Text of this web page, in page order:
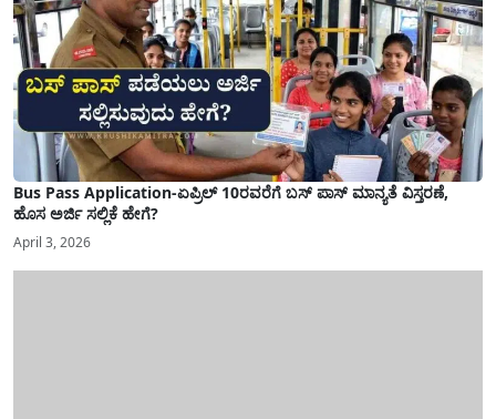
Bus Pass Application-ಏಪ್ರಿಲ್ 10ರವರೆಗೆ ಬಸ್ ಪಾಸ್ ಮಾನ್ಯತೆ ವಿಸ್ತರಣೆ,
ಹೊಸ ಅರ್ಜಿ ಸಲ್ಲಿಕೆ ಹೇಗೆ?
April 3, 2026